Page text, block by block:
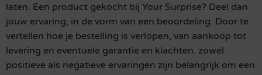
laten. Een product gekocht bij Your Surprise? Deel dan
jouw ervaring, in de vorm van een beoordeling. Door te
vertellen hoe je bestelling is verlopen, van aankoop tot
levering en eventuele garantie en klachten. zowel
positieve als negatieve ervaringen zijn belangrijk om een